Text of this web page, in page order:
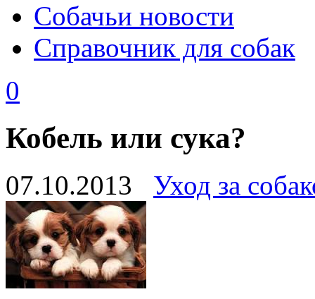
Собачьи новости
Справочник для собак
0
Кобель или сука?
07.10.2013 Уход за